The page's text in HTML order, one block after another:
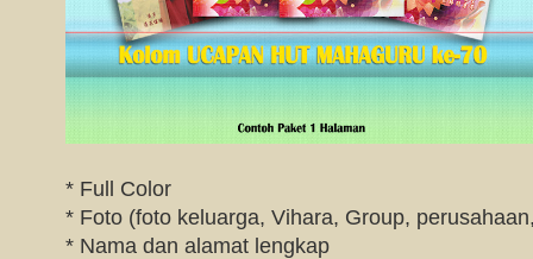
* Full Color
* Foto (foto keluarga, Vihara, Group,
* Nama dan alamat lengkap